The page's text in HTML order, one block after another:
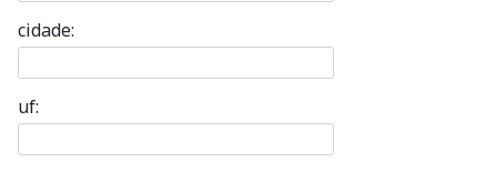
cidade:
uf: